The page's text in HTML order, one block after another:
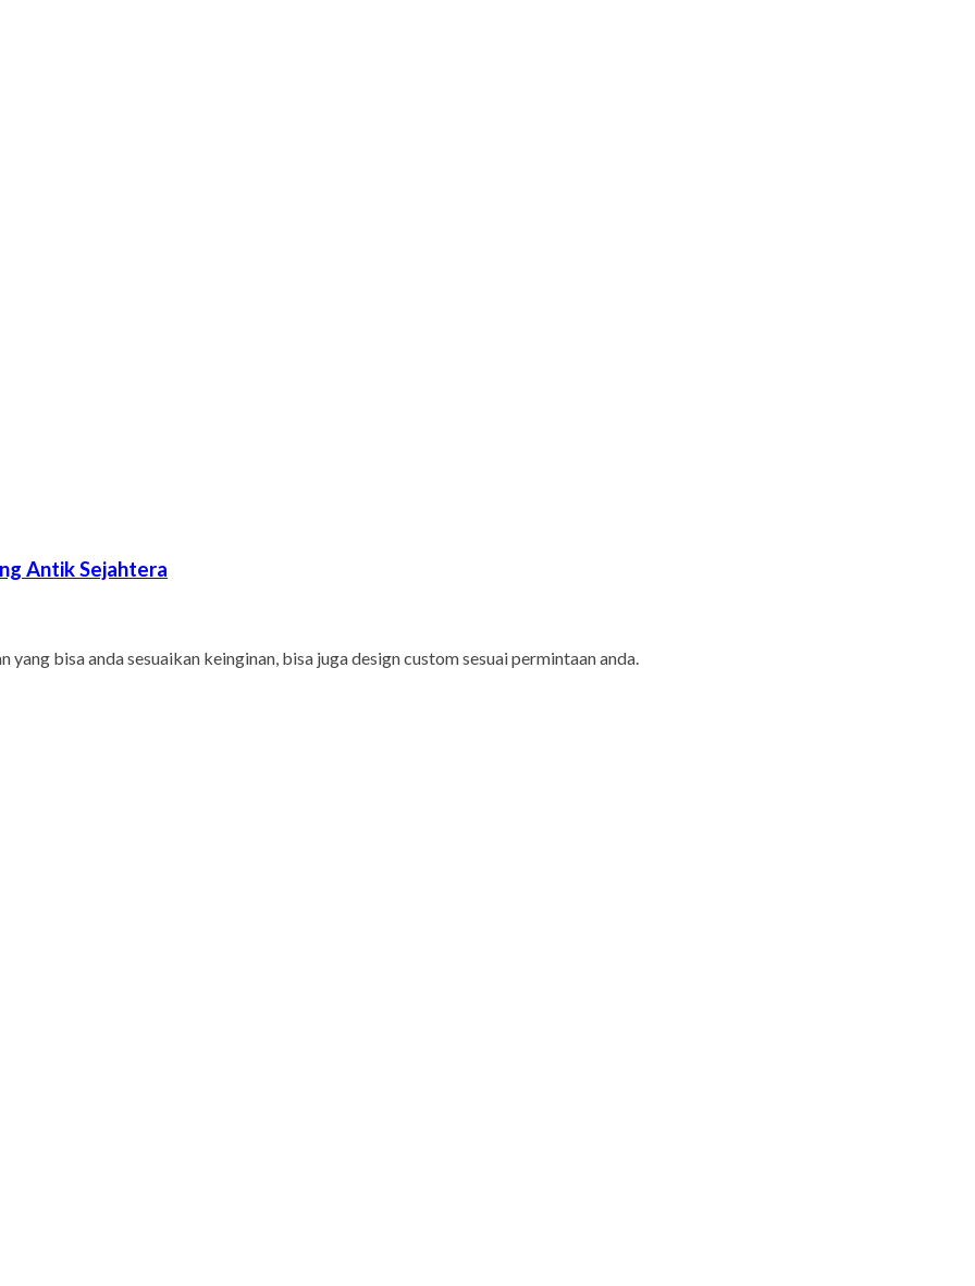
Antik Sejahtera
bisa anda sesuaikan keinginan, bisa juga design custom sesuai permintaan anda.